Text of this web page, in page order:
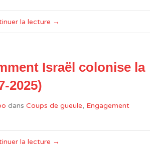
la lecture →
Israël colonise la
2025)
dans Coups de gueule, Engagement
la lecture →